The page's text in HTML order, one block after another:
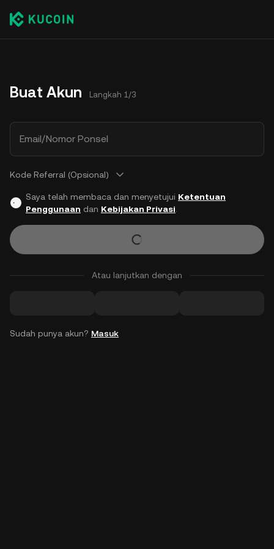
Buat Akun Langkah 1/3
Email/Nomor Ponsel
Kode Referral (Opsional)
Saya telah membaca dan menyetujui Ketentuan
Penggunaan dan Kebijakan Privasi
Atau lanjutkan dengan
Sudah punya akun? Masuk